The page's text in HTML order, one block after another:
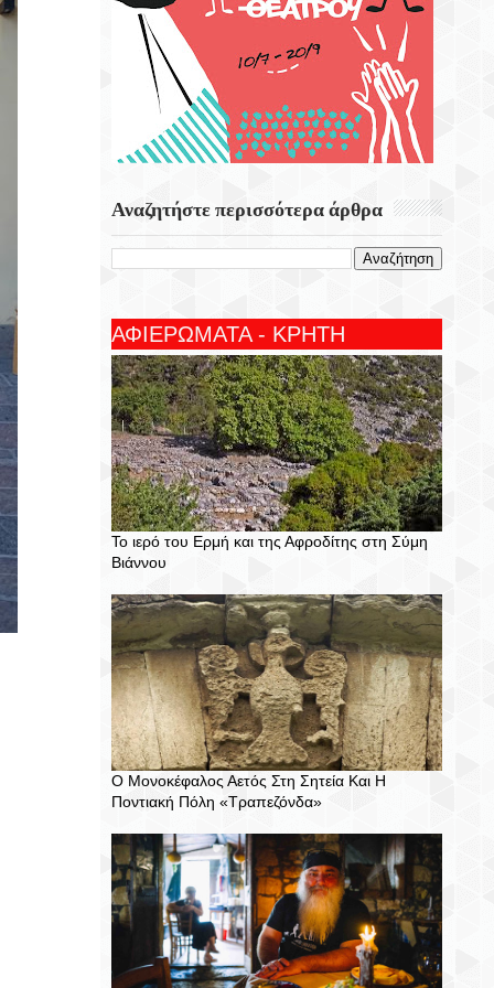
Αναζητήστε περισσότερα άρθρα
ΑΦΙΕΡΩΜΑΤΑ - ΚΡΗΤΗ
Το ιερό του Ερμή και της Αφροδίτης στη Σύμη
Βιάννου
Ο Μονοκέφαλος Αετός Στη Σητεία Και Η
Ποντιακή Πόλη «Τραπεζόνδα»